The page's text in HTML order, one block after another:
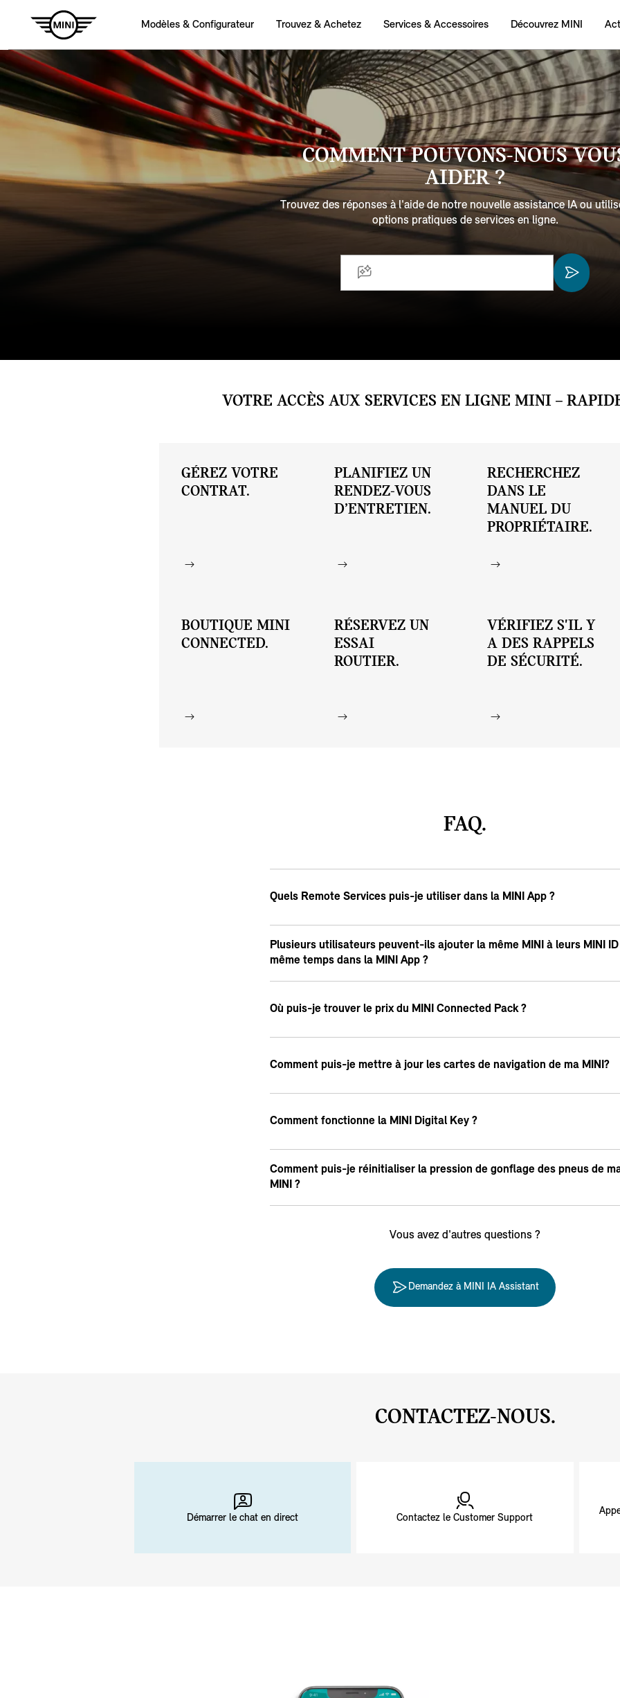
COMMENT POUVONS-NOUS
AIDER ?
Trouvez des réponses à l'aide de notre nouvelle assistance IA ou
options pratiques de services en ligne.
Comment mettre à jour la carte de navigation ?
Comment utiliser les fonctions à distance ?
VOTRE ACCÈS AUX SERVICES EN LIGNE MINI –
GÉREZ VOTRE
CONTRAT.
PLANIFIEZ UN
RENDEZ-VOUS
D’ENTRETIEN.
RECHERCHEZ
DANS LE
MANUEL DU
PROPRIÉTAIRE.
BOUTIQUE MINI
CONNECTED.
RÉSERVEZ UN
ESSAI
ROUTIER.
VÉRIFIEZ S'IL Y
A DES RAPPELS
DE SÉCURITÉ.
FAQ.
Quels Remote Services puis-je utiliser dans la MINI App ?
Plusieurs utilisateurs peuvent-ils ajouter la même MINI à leurs MINI
même temps dans la MINI App ?
Où puis-je trouver le prix du MINI Connected Pack ?
Comment puis-je mettre à jour les cartes de navigation de ma MINI?
Comment fonctionne la MINI Digital Key ?
Comment puis-je réinitialiser la pression de gonflage des pneus de
MINI ?
Vous avez d'autres questions ?
Demandez à MINI IA Assistant
CONTACTEZ-NOUS.
Démarrer le chat en direct Contactez le Customer Support